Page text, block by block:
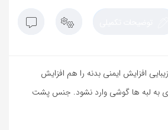
افزایش ایمنی بدنه را هم افزایش
به لبه ها گوشی وارد نشود. جنس پشت